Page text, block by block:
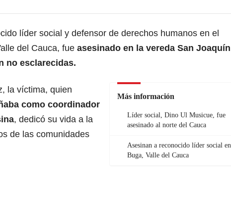
líder social y defensor de derechos humanos en el
del Cauca, fue asesinado en la vereda San Joaquín
no esclarecidas.
Más información
Líder social, Dino Ul Musicue, fue
asesinado al norte del Cauca
Asesinan a reconocido líder social en
Buga, Valle del Cauca
la víctima, quien
como coordinador
, dedicó su vida a la
de las comunidades